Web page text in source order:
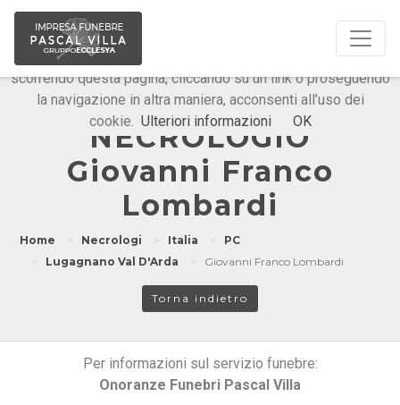
Onoranze Funebri Pascal Villa
NECROLOGIO
Giovanni Franco
Lombardi
Home Necrologi Italia
PC
Lugagnano Val D'Arda
Giovanni Franco Lombardi
Torna indietro
Per informazioni sul servizio funebre:
Onoranze Funebri Pascal Villa
Questo sito o gli strumenti terzi da questo utilizzati si
avvalgono di cookie necessari al funzionamento ed utili alle
finalità illustrate nella cookie policy. Chiudendo questo banner,
scorrendo questa pagina, cliccando su un link o proseguendo
la navigazione in altra maniera, acconsenti all’uso dei
cookie. Ulteriori informazioni OK